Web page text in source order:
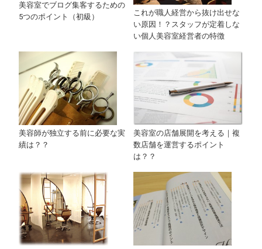
美容室でブログ集客するための
5つのポイント（初級）
これが職人経営から抜け出せな
い原因！？スタッフが定着しな
い個人美容室経営者の特徴
美容師が独立する前に必要な実
績は？？
美容室の店舗展開を考える｜複
数店舗を運営するポイント
は？？